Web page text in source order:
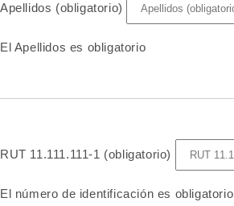
Apellidos (obligatorio)
El Apellidos es obligatorio
RUT 11.111.111-1 (obligatorio)
El número de identificación es obligatorio